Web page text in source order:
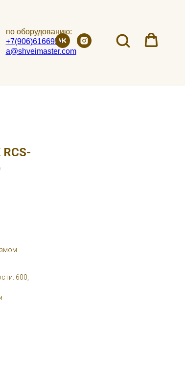
по оборудованию:
+7(906)6166951
a@shveimaster.com
600,